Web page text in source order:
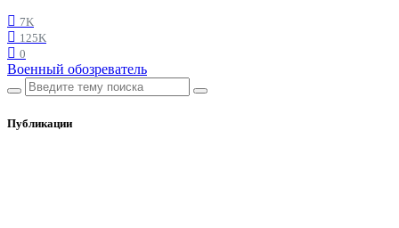
7K
125K
0
Военный обозреватель
Публикации